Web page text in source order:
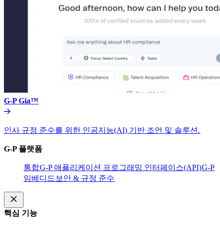
G-P Gia™​​
인사 규정 준수를 위한 인공지능(AI) 기반 조언 및 솔루션.​​
G-P 플랫폼​​
통합​​G-P 애플리케이션 프로그래밍 인터페이스(API)​​G-P
임베디드​​ 보안 & 규정 준수​​
핵심 기능​​